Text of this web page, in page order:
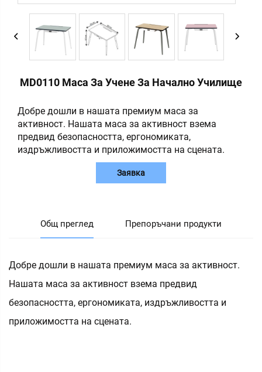
MD0110 Маса За Учене За Начално Училище
Добре дошли в нашата премиум маса за
активност. Нашата маса за активност взема
предвид безопасността, ергономиката,
издръжливостта и приложимостта на сцената.
Заявка
Общ преглед Препоръчани продукти
Добре дошли в нашата премиум маса за активност.
Нашата маса за активност взема предвид
безопасността, ергономиката, издръжливостта и
приложимостта на сцената.